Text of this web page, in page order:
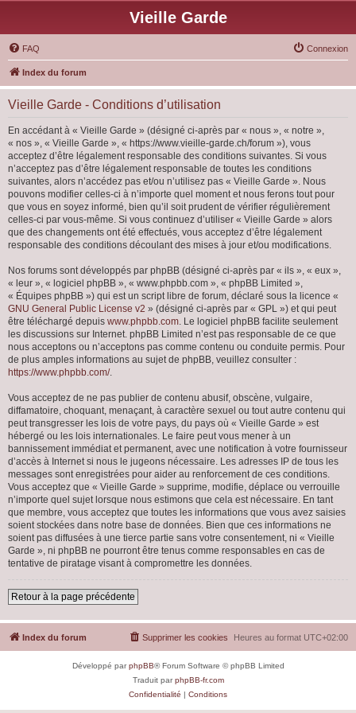
Vieille Garde
FAQ Connexion
Index du forum
Vieille Garde - Conditions d’utilisation
En accédant à « Vieille Garde » (désigné ci-après par « nous », « notre »,
« nos », « Vieille Garde », « https://www.vieille-garde.ch/forum »), vous
acceptez d’être légalement responsable des conditions suivantes. Si vous
n’acceptez pas d’être légalement responsable de toutes les conditions
suivantes, alors n’accédez pas et/ou n’utilisez pas « Vieille Garde ». Nous
pouvons modifier celles-ci à n’importe quel moment et nous ferons tout pour
que vous en soyez informé, bien qu’il soit prudent de vérifier régulièrement
celles-ci par vous-même. Si vous continuez d’utiliser « Vieille Garde » alors
que des changements ont été effectués, vous acceptez d’être légalement
responsable des conditions découlant des mises à jour et/ou modifications.
Nos forums sont développés par phpBB (désigné ci-après par « ils », « eux »,
« leur », « logiciel phpBB », « www.phpbb.com », « phpBB Limited »,
« Équipes phpBB ») qui est un script libre de forum, déclaré sous la licence «
GNU General Public License v2 » (désigné ci-après par « GPL ») et qui peut
être téléchargé depuis www.phpbb.com. Le logiciel phpBB facilite seulement
les discussions sur Internet. phpBB Limited n’est pas responsable de ce que
nous acceptons ou n’acceptons pas comme contenu ou conduite permis. Pour
de plus amples informations au sujet de phpBB, veuillez consulter :
https://www.phpbb.com/.
Vous acceptez de ne pas publier de contenu abusif, obscène, vulgaire,
diffamatoire, choquant, menaçant, à caractère sexuel ou tout autre contenu qui
peut transgresser les lois de votre pays, du pays où « Vieille Garde » est
hébergé ou les lois internationales. Le faire peut vous mener à un
bannissement immédiat et permanent, avec une notification à votre fournisseur
d’accès à Internet si nous le jugeons nécessaire. Les adresses IP de tous les
messages sont enregistrées pour aider au renforcement de ces conditions.
Vous acceptez que « Vieille Garde » supprime, modifie, déplace ou verrouille
n’importe quel sujet lorsque nous estimons que cela est nécessaire. En tant
que membre, vous acceptez que toutes les informations que vous avez saisies
soient stockées dans notre base de données. Bien que ces informations ne
soient pas diffusées à une tierce partie sans votre consentement, ni « Vieille
Garde », ni phpBB ne pourront être tenus comme responsables en cas de
tentative de piratage visant à compromettre les données.
Retour à la page précédente
Index du forum Heures au format UTC+02:00
Supprimer les cookies
Développé parphpBB® Forum Software © phpBB Limited
Traduit parphpBB-fr.com
Confidentialité | Conditions